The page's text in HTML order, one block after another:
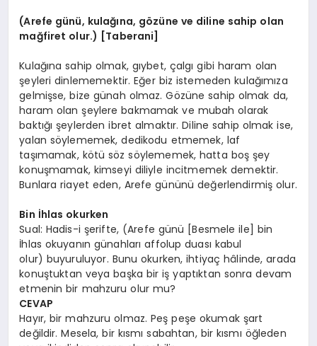
(Arefe günü, kulağına, gözüne ve diline sahip olan
mağfiret olur.) [Taberani]
Kulağına sahip olmak, gıybet, çalgı gibi haram olan
şeyleri dinlememektir. Eğer biz istemeden kulağımıza
gelmişse, bize günah olmaz. Gözüne sahip olmak da,
haram olan şeylere bakmamak ve mubah olarak
baktığı şeylerden ibret almaktır. Diline sahip olmak ise,
yalan söylememek, dedikodu etmemek, laf
taşımamak, kötü söz söylememek, hatta boş şey
konuşmamak, kimseyi diliyle incitmemek demektir.
Bunlara riayet eden, Arefe gününü değerlendirmiş olur.
Bin İhlas okurken
Sual: Hadis-i şerifte, (Arefe günü [Besmele ile] bin
İhlas okuyanın günahları affolup duası kabul
olur) buyuruluyor. Bunu okurken, ihtiyaç hâlinde, arada
konuştuktan veya başka bir iş yaptıktan sonra devam
etmenin bir mahzuru olur mu?
CEVAP
Hayır, bir mahzuru olmaz. Peş peşe okumak şart
değildir. Mesela, bir kısmı sabahtan, bir kısmı öğleden